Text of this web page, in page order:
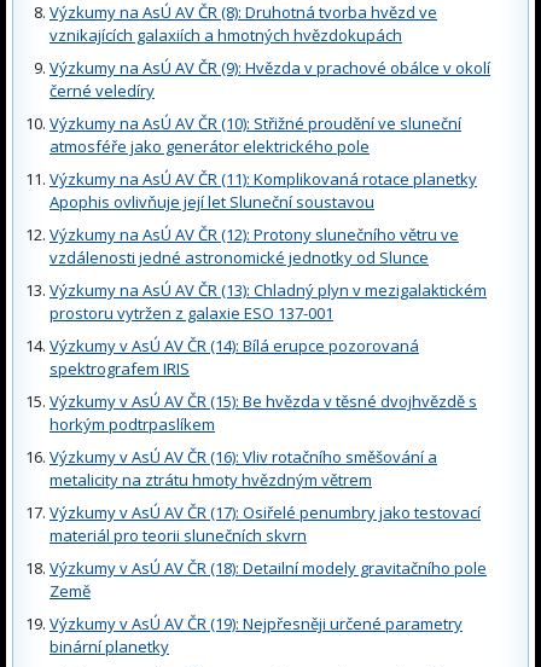
Výzkumy na AsÚ AV ČR (8): Druhotná tvorba hvězd ve
vznikajících galaxiích a hmotných hvězdokupách
Výzkumy na AsÚ AV ČR (9): Hvězda v prachové obálce v okolí
černé veledíry
Výzkumy na AsÚ AV ČR (10): Střižné proudění ve sluneční
atmosféře jako generátor elektrického pole
Výzkumy na AsÚ AV ČR (11): Komplikovaná rotace planetky
Apophis ovlivňuje její let Sluneční soustavou
Výzkumy na AsÚ AV ČR (12): Protony slunečního větru ve
vzdálenosti jedné astronomické jednotky od Slunce
Výzkumy na AsÚ AV ČR (13): Chladný plyn v mezigalaktickém
prostoru vytržen z galaxie ESO 137-001
Výzkumy v AsÚ AV ČR (14): Bílá erupce pozorovaná
spektrografem IRIS
Výzkumy v AsÚ AV ČR (15): Be hvězda v těsné dvojhvězdě s
horkým podtrpaslíkem
Výzkumy v AsÚ AV ČR (16): Vliv rotačního směšování a
metalicity na ztrátu hmoty hvězdným větrem
Výzkumy v AsÚ AV ČR (17): Osiřelé penumbry jako testovací
materiál pro teorii slunečních skvrn
Výzkumy v AsÚ AV ČR (18): Detailní modely gravitačního pole
Země
Výzkumy v AsÚ AV ČR (19): Nejpřesněji určené parametry
binární planetky